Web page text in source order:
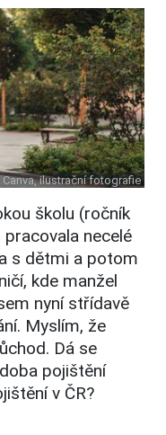
Canva, ilustrační fotografie
školu (ročník
necelé
s dětmi a potom
kde manžel
nyní střídavě
Myslím, že
Dá se
pojištění
v ČR?